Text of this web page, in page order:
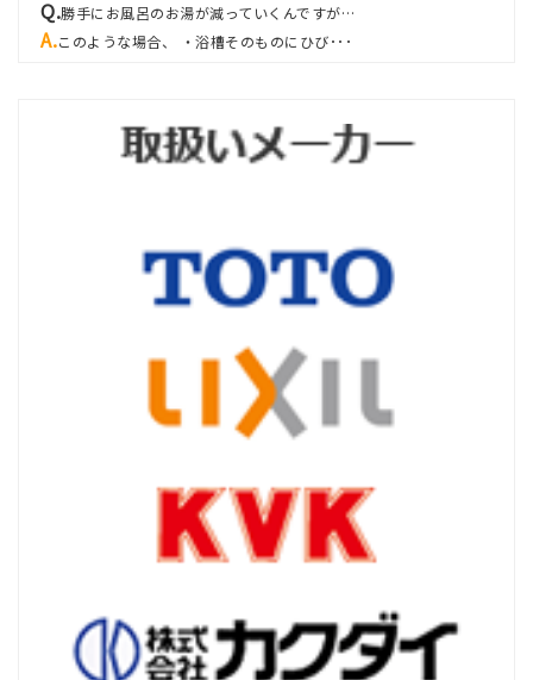
勝手にお風呂のお湯が減っていくんですが…
このような場合、 ・浴槽そのものにひび･･･